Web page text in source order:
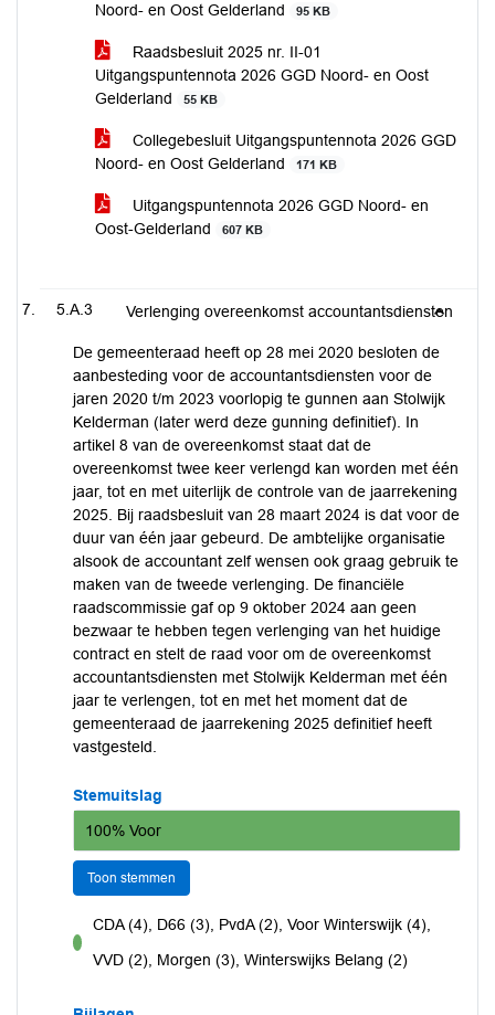
Noord- en Oost Gelderland
95 KB
Raadsbesluit 2025 nr. II-01
Uitgangspuntennota 2026 GGD Noord- en Oost
Gelderland
55 KB
Collegebesluit Uitgangspuntennota 2026 GGD
Noord- en Oost Gelderland
171 KB
Uitgangspuntennota 2026 GGD Noord- en
Oost-Gelderland
607 KB
5.A.3 Verlenging overeenkomst accountantsdiensten
De gemeenteraad heeft op 28 mei 2020 besloten de
aanbesteding voor de accountantsdiensten voor de
jaren 2020 t/m 2023 voorlopig te gunnen aan Stolwijk
Kelderman (later werd deze gunning definitief). In
artikel 8 van de overeenkomst staat dat de
overeenkomst twee keer verlengd kan worden met één
jaar, tot en met uiterlijk de controle van de jaarrekening
2025. Bij raadsbesluit van 28 maart 2024 is dat voor de
duur van één jaar gebeurd. De ambtelijke organisatie
alsook de accountant zelf wensen ook graag gebruik te
maken van de tweede verlenging. De financiële
raadscommissie gaf op 9 oktober 2024 aan geen
bezwaar te hebben tegen verlenging van het huidige
contract en stelt de raad voor om de overeenkomst
accountantsdiensten met Stolwijk Kelderman met één
jaar te verlengen, tot en met het moment dat de
gemeenteraad de jaarrekening 2025 definitief heeft
vastgesteld.
Stemuitslag
100% Voor
Toon stemmen
voor
CDA (4), D66 (3), PvdA (2), Voor Winterswijk (4),
VVD (2), Morgen (3), Winterswijks Belang (2)